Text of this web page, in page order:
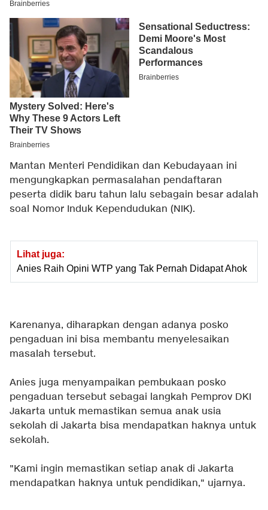
Mantan Menteri Pendidikan dan Kebudayaan ini
mengungkapkan permasalahan pendaftaran
peserta didik baru tahun lalu sebagain besar adalah
soal Nomor Induk Kependudukan (NIK).
Lihat juga:
Anies Raih Opini WTP yang Tak Pernah Didapat Ahok
Karenanya, diharapkan dengan adanya posko
pengaduan ini bisa membantu menyelesaikan
masalah tersebut.
Anies juga menyampaikan pembukaan posko
pengaduan tersebut sebagai langkah Pemprov DKI
Jakarta untuk memastikan semua anak usia
sekolah di Jakarta bisa mendapatkan haknya untuk
sekolah.
"Kami ingin memastikan setiap anak di Jakarta
mendapatkan haknya untuk pendidikan," ujarnya.